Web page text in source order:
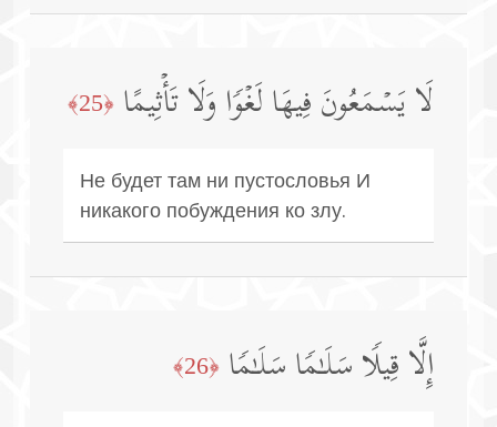
لَا یَسۡمَعُونَ فِیهَا لَغۡوࣰا وَلَا تَأۡثِیمًا ﴿25﴾
Не будет там ни пустословья И
никакого побуждения ко злу.
إِلَّا قِیلࣰا سَلَـٰمࣰا سَلَـٰمࣰا ﴿26﴾